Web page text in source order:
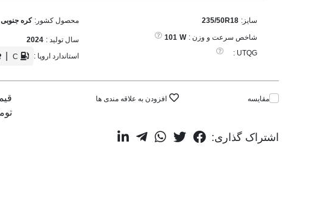
سایز: 235/50R18
شاخص سرعت و وزن : W
101
UTQG :
محصول کشور: کره جنوبی
سال تولید : 2024
استاندارد اروپا :
C
مقایسه افزودن به علاقه مندی ها
اشتراک گذاری: